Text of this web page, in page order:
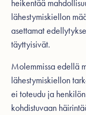
heikentää
lähestymiskiellon
asettamat
täyttyisivät.
Molemmissa edellä
lähestymiskiellon
ei toteudu ja
kohdistuvaan